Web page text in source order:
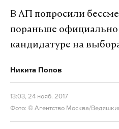
В АП попросили
пораньше официально
кандидатуре на
Никита Попов
13:03, 24 нояб. 2017
Фото: © Агентство Москва/